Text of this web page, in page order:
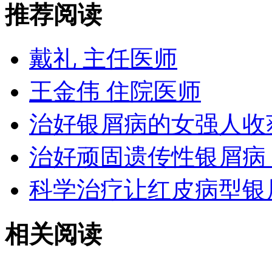
推荐阅读
戴礼 主任医师
王金伟 住院医师
治好银屑病的女强人
治好顽固遗传性银屑
科学治疗让红皮病型
相关阅读